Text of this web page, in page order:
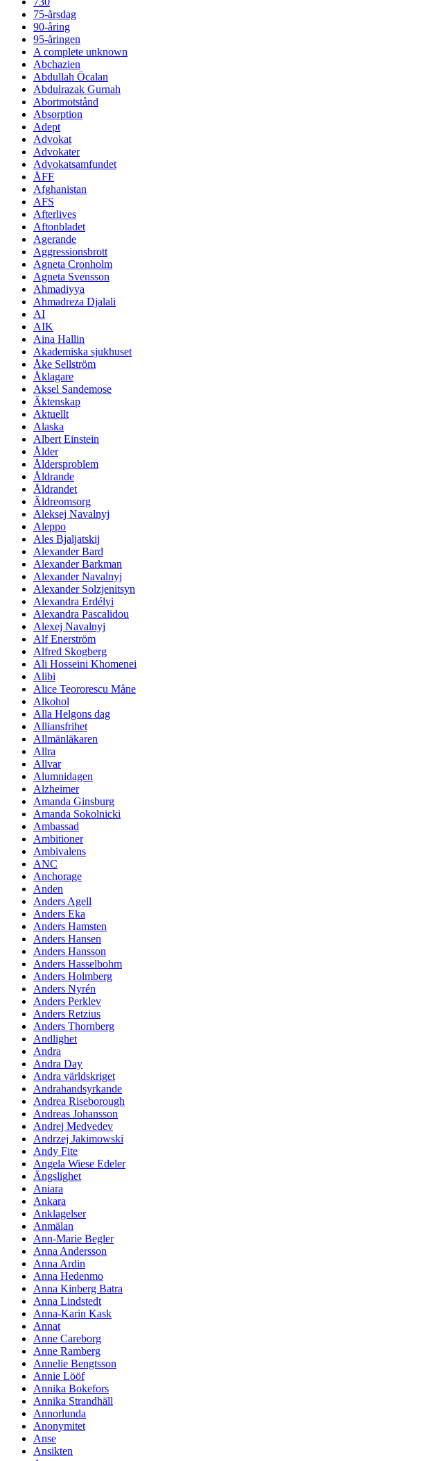
75-årsdag
90-åring
95-åringen
A complete unknown
Abchazien
Abdullah Öcalan
Abdulrazak Gurnah
Abortmotstånd
Absorption
Adept
Advokat
Advokater
Advokatsamfundet
ÅFF
Afghanistan
AFS
Afterlives
Aftonbladet
Agerande
Aggressionsbrott
Agneta Cronholm
Agneta Svensson
Ahmadiyya
Ahmadreza Djalali
AI
AIK
Aina Hallin
Akademiska sjukhuset
Åke Sellström
Åklagare
Aksel Sandemose
Äktenskap
Aktuellt
Alaska
Albert Einstein
Ålder
Åldersproblem
Åldrande
Åldrandet
Äldreomsorg
Aleksej Navalnyj
Aleppo
Ales Bjaljatskij
Alexander Bard
Alexander Barkman
Alexander Navalnyj
Alexander Solzjenitsyn
Alexandra Erdélyi
Alexandra Pascalidou
Alexej Navalnyj
Alf Enerström
Alfred Skogberg
Ali Hosseini Khomenei
Alibi
Alice Teororescu Måne
Alkohol
Alla Helgons dag
Alliansfrihet
Allmänläkaren
Allra
Allvar
Alumnidagen
Alzheimer
Amanda Ginsburg
Amanda Sokolnicki
Ambassad
Ambitioner
Ambivalens
ANC
Anchorage
Anden
Anders Agell
Anders Eka
Anders Hamsten
Anders Hansen
Anders Hansson
Anders Hasselbohm
Anders Holmberg
Anders Nyrén
Anders Perklev
Anders Retzius
Anders Thornberg
Andlighet
Andra
Andra Day
Andra världskriget
Andrahandsyrkande
Andrea Riseborough
Andreas Johansson
Andrej Medvedev
Andrzej Jakimowski
Andy Fite
Angela Wiese Edeler
Ängslighet
Aniara
Ankara
Anklagelser
Anmälan
Ann-Marie Begler
Anna Andersson
Anna Ardin
Anna Hedenmo
Anna Kinberg Batra
Anna Lindstedt
Anna-Karin Kask
Annat
Anne Careborg
Anne Ramberg
Annelie Bengtsson
Annie Lööf
Annika Bokefors
Annika Strandhäll
Annorlunda
Anonymitet
Anse
Ansikten